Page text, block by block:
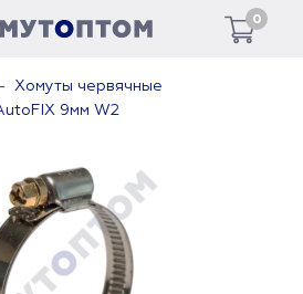
0
Хомуты червячные
9мм W2